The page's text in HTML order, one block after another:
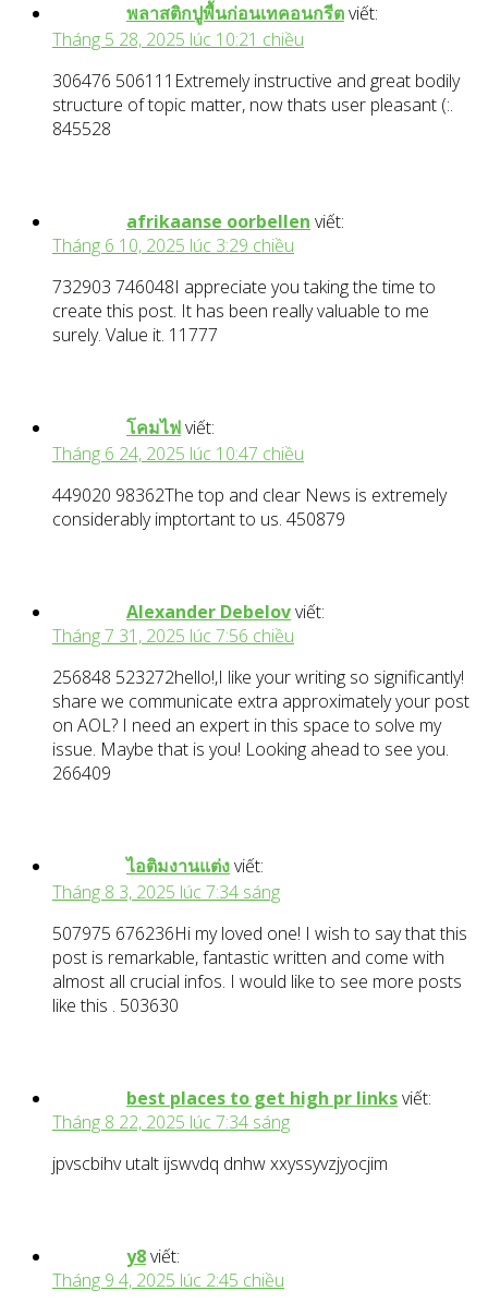
พลาสติกปูพื้นก่อนเทคอนกรีตviết:
Tháng 5 28, 2025 lúc 10:21 chiều
306476 506111Extremely instructive and great bodily
structure of topic matter, now thats user pleasant (:.
845528
afrikaanse oorbellen viết:
Tháng 6 10, 2025 lúc 3:29 chiều
732903 746048I appreciate you taking the time to
create this post. It has been really valuable to me
surely. Value it. 11777
โคมไฟviết:
Tháng 6 24, 2025 lúc 10:47 chiều
449020 98362The top and clear News is extremely
considerably imptortant to us. 450879
Alexander Debelovviết:
Tháng 7 31, 2025 lúc 7:56 chiều
256848 523272hello!,I like your writing so significantly!
share we communicate extra approximately your post
on AOL? I need an expert in this space to solve my
issue. Maybe that is you! Looking ahead to see you.
266409
ไอติมงานแต่งviết:
Tháng 8 3, 2025 lúc 7:34 sáng
507975 676236Hi my loved one! I wish to say that this
post is remarkable, fantastic written and come with
almost all crucial infos. I would like to see more posts
like this . 503630
best places to get high pr linksviết:
Tháng 8 22, 2025 lúc 7:34 sáng
jpvscbihv utalt ijswvdq dnhw xxyssyvzjyocjim
y8viết:
Tháng 9 4, 2025 lúc 2:45 chiều